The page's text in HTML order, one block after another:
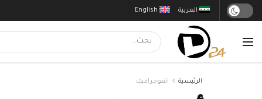
English العربية
الرئيسية انفوجرافيك